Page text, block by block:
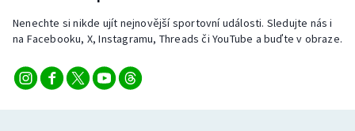
Nenechte si nikde ujít nejnovější sportovní události. Sledujte nás i
na Facebooku, X, Instagramu, Threads či YouTube a buďte v obraze.